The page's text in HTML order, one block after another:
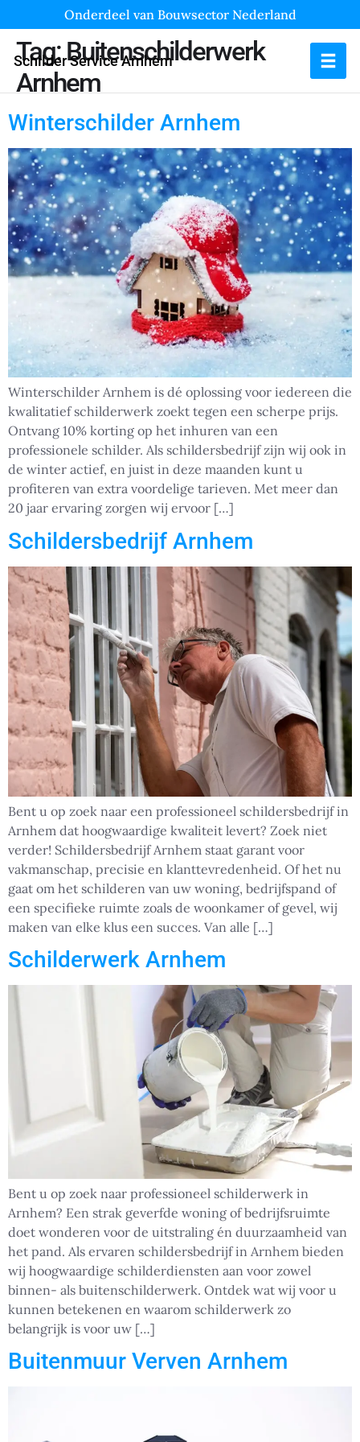
Onderdeel van Bouwsector Nederland
Schilder Service Arnhem
Tag:Buitenschilderwerk
Arnhem
Winterschilder Arnhem
Winterschilder Arnhem is dé oplossing voor iedereen die
kwalitatief schilderwerk zoekt tegen een scherpe prijs.
Ontvang 10% korting op het inhuren van een
professionele schilder. Als schildersbedrijf zijn wij ook in
de winter actief, en juist in deze maanden kunt u
profiteren van extra voordelige tarieven. Met meer dan
20 jaar ervaring zorgen wij ervoor […]
Schildersbedrijf Arnhem
Bent u op zoek naar een professioneel schildersbedrijf in
Arnhem dat hoogwaardige kwaliteit levert? Zoek niet
verder! Schildersbedrijf Arnhem staat garant voor
vakmanschap, precisie en klanttevredenheid. Of het nu
gaat om het schilderen van uw woning, bedrijfspand of
een specifieke ruimte zoals de woonkamer of gevel, wij
maken van elke klus een succes. Van alle […]
Schilderwerk Arnhem
Bent u op zoek naar professioneel schilderwerk in
Arnhem? Een strak geverfde woning of bedrijfsruimte
doet wonderen voor de uitstraling én duurzaamheid van
het pand. Als ervaren schildersbedrijf in Arnhem bieden
wij hoogwaardige schilderdiensten aan voor zowel
binnen- als buitenschilderwerk. Ontdek wat wij voor u
kunnen betekenen en waarom schilderwerk zo
belangrijk is voor uw […]
Buitenmuur Verven Arnhem